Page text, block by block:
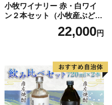
小牧ワイナリー 赤・白ワイ
ン２本セット（小牧産ぶどう
22,000円